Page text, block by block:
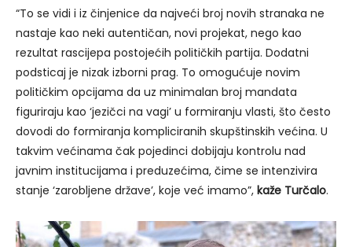
“To se vidi i iz činjenice da najveći broj novih stranaka ne
nastaje kao neki autentičan, novi projekat, nego kao
rezultat rascijepa postojećih političkih partija. Dodatni
podsticaj je nizak izborni prag. To omogućuje novim
političkim opcijama da uz minimalan broj mandata
figuriraju kao ‘jezičci na vagi’ u formiranju vlasti, što često
dovodi do formiranja kompliciranih skupštinskih većina. U
takvim većinama čak pojedinci dobijaju kontrolu nad
javnim institucijama i preduzećima, čime se intenzivira
stanje ‘zarobljene države’, koje već imamo”, kaže Turčalo.